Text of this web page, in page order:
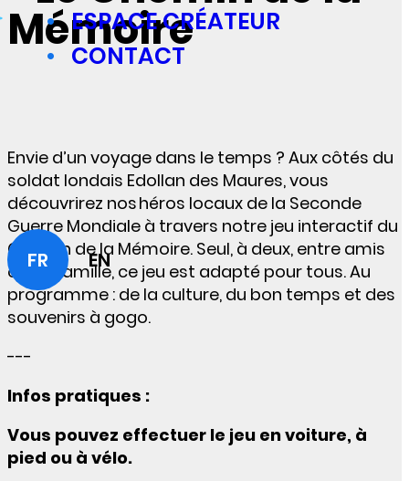
ESPACE CRÉATEUR
CONTACT
FR EN
Mémoire
Envie d’un voyage dans le temps ? Aux côtés du
soldat londais Edollan des Maures, vous
découvrirez nos héros locaux de la Seconde
Guerre Mondiale à travers notre jeu interactif du
Chemin de la Mémoire. Seul, à deux, entre amis
ou en famille, ce jeu est adapté pour tous. Au
programme : de la culture, du bon temps et des
souvenirs à gogo.
---
Infos pratiques :
Vous pouvez effectuer le jeu en voiture, à
pied ou à vélo.